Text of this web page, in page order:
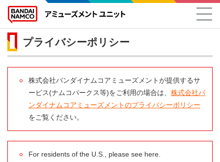
プライバシーポリシー
株式会社バンダイナムコアミューズメントが提供するサ
ービス(ナムコパークス等)をご利用の場合は、 株式会社バ
ンダイナムコアミューズメントのプライバシーポリシー
をご覧ください。
For residents of the U.S., please see here.